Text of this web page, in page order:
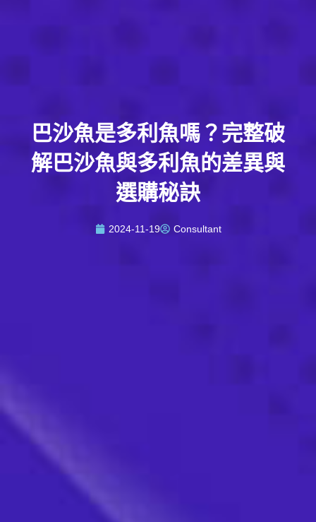
巴沙魚是多利魚嗎？完整破
解巴沙魚與多利魚的差異與
選購秘訣
2024-11-19 Consultant